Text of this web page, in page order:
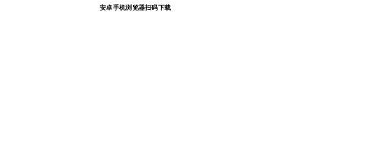
安卓手机浏览器扫码下载